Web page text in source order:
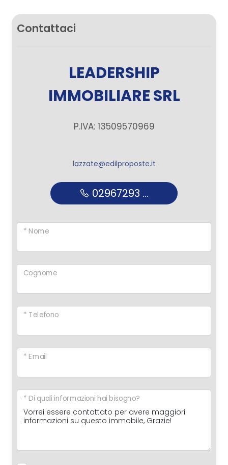
Contattaci
LEADERSHIP
IMMOBILIARE SRL
P.IVA: 13509570969
lazzate@edilproposte.it
02967293 ...
* Nome
Cognome
* Telefono
* Email
* Di quali informazioni hai bisogno?